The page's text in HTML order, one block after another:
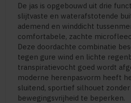
De jas is opgebouwd uit drie
slijtvaste en waterafstotende
ademend en winddicht
comfortabele, zachte
Deze doordachte combinatie
tegen gure wind en lichte
transpiratievocht goed wordt
moderne herenpasvorm heeft
sluitend, sportief silhouet zonder
bewegingsvrijheid te beperken.